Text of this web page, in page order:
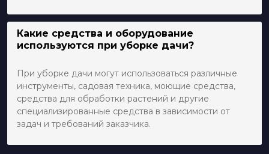
Какие средства и оборудование
используются при уборке дачи?
При уборке дачи могут использоваться различные
инструменты, садовая техника, моющие средства,
средства для обработки растений и другие
специализированные средства в зависимости от
задач и требований заказчика.